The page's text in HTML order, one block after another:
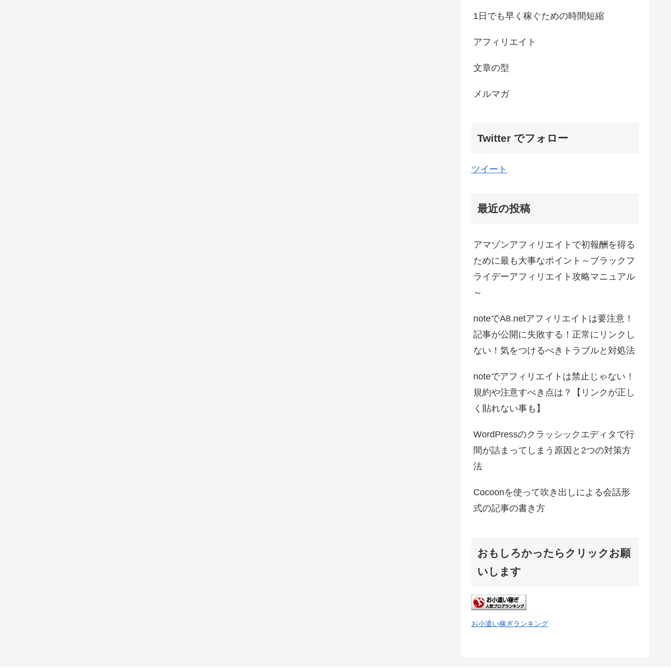
1日でも早く稼ぐための時間短縮
アフィリエイト
文章の型
メルマガ
Twitter でフォロー
ツイート
最近の投稿
アマゾンアフィリエイトで初報酬を得る
ために最も大事なポイント～ブラックフ
ライデーアフィリエイト攻略マニュアル
～
noteでA8.netアフィリエイトは要注意！
記事が公開に失敗する！正常にリンクし
ない！気をつけるべきトラブルと対処法
noteでアフィリエイトは禁止じゃない！
規約や注意すべき点は？【リンクが正し
く貼れない事も】
WordPressのクラッシックエディタで行
間が詰まってしまう原因と2つの対策方
法
Cocoonを使って吹き出しによる会話形
式の記事の書き方
おもしろかったらクリックお願
いします
お小遣い稼ぎランキング